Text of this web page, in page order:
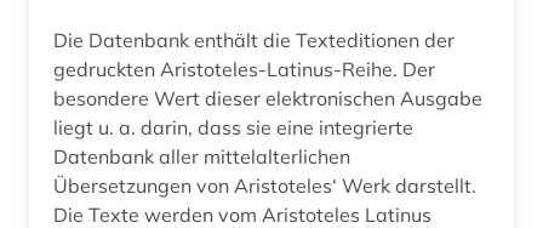
Die Datenbank enthält die Texteditionen der
gedruckten Aristoteles-Latinus-Reihe. Der
besondere Wert dieser elektronischen Ausgabe
liegt u. a. darin, dass sie eine integrierte
Datenbank aller mittelalterlichen
Übersetzungen von Aristoteles‘ Werk darstellt.
Die Texte werden vom Aristoteles Latinus